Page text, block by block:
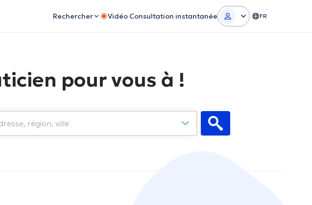
Rechercher Vidéo Consultation instantanée FR
pour vous à !